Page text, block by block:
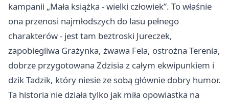
kampanii „Mała książka - wielki człowiek”. To właśnie
ona przenosi najmłodszych do lasu pełnego
charakterów - jest tam beztroski Jureczek,
zapobiegliwa Grażynka, żwawa Fela, ostrożna Terenia,
dobrze przygotowana Zdzisia z całym ekwipunkiem i
dzik Tadzik, który niesie ze sobą głównie dobry humor.
Ta historia nie działa tylko jak miła opowiastka na